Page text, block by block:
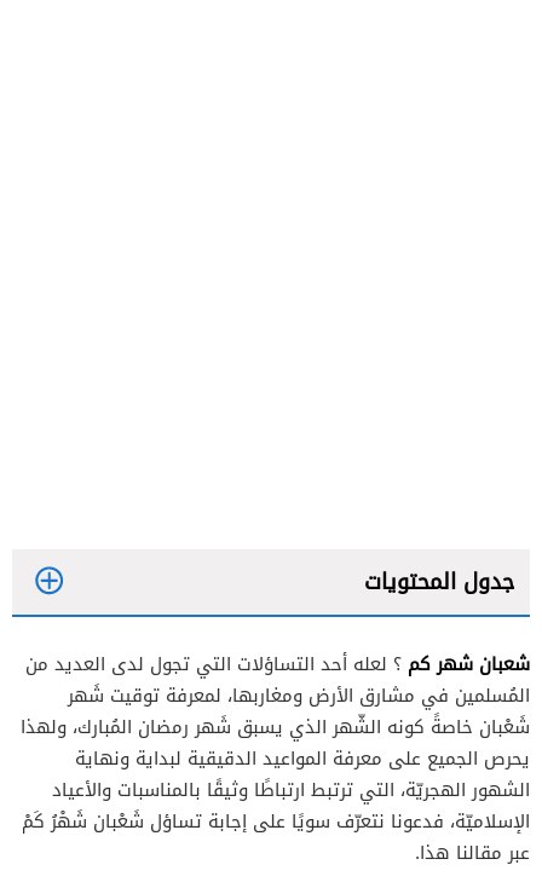
جدول المحتويات
شعبان شهر كم ؟ لعله أحد التساؤلات التي تجول لدى العديد من
المُسلمين في مشارق الأرض ومغاربها، لمعرفة توقيت شَهر
شَعْبان خاصةً كونه الشّهر الذي يسبق شَهر رمضان المُبارك، ولهذا
يحرص الجميع على معرفة المواعيد الدقيقية لبداية ونهاية
الشهور الهجريّة، التي ترتبط ارتباطًا وثيقًا بالمناسبات والأعياد
الإسلاميّة، فدعونا نتعرّف سويًا على إجابة تساؤل شَعْبان شَهْرُ كَمْ
عبر مقالنا هذا.